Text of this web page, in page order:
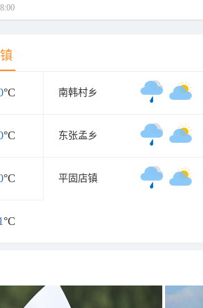
°C 南韩村乡
°C 东张孟乡
°C 平固店镇
°C